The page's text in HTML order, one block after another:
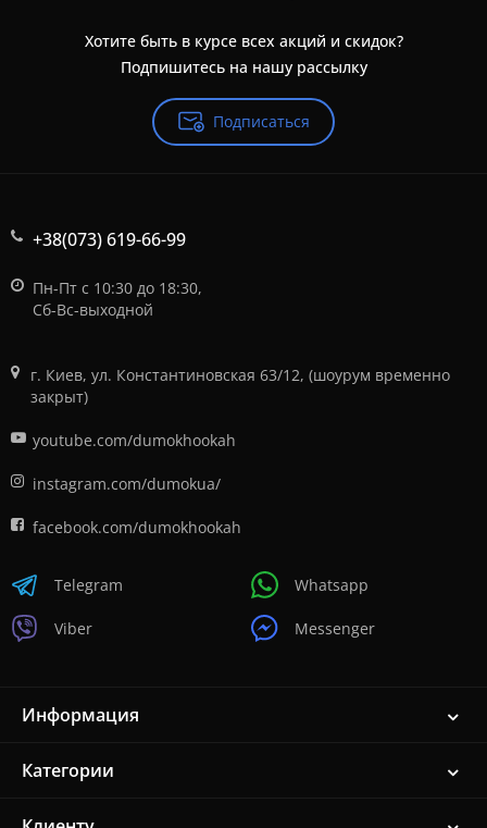
Хотите быть в курсе всех акций и скидок?
Подпишитесь на нашу рассылку
Подписаться
+38(073) 619-66-99
Пн-Пт с 10:30 до 18:30,
Сб-Вс-выходной
г. Киев, ул. Константиновская 63/12, (шоурум временно
закрыт)
youtube.com/dumokhookah
instagram.com/dumokua/
facebook.com/dumokhookah
Telegram
Viber
Whatsapp
Messenger
Информация
Категории